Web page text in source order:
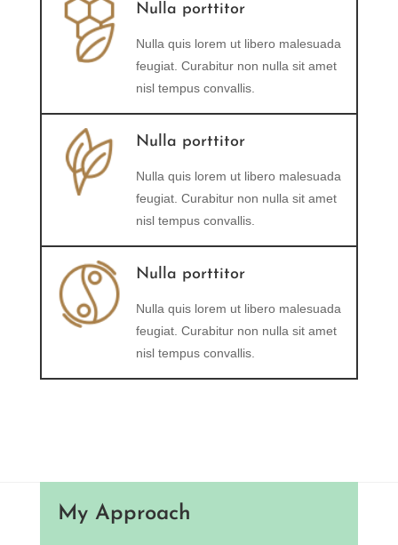
Nulla porttitor
Nulla quis lorem ut libero malesuada
feugiat. Curabitur non nulla sit amet
nisl tempus convallis.
Nulla porttitor
Nulla quis lorem ut libero malesuada
feugiat. Curabitur non nulla sit amet
nisl tempus convallis.
Nulla porttitor
Nulla quis lorem ut libero malesuada
feugiat. Curabitur non nulla sit amet
nisl tempus convallis.
My Approach